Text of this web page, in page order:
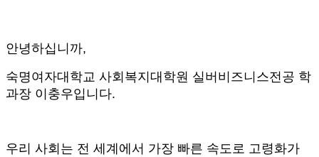
안녕하십니까,
숙명여자대학교 사회복지대학원 실버비즈니스전공 학
과장 이충우입니다.
우리 사회는 전 세계에서 가장 빠른 속도로 고령화가